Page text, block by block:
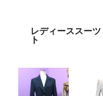
レディーススー
ト